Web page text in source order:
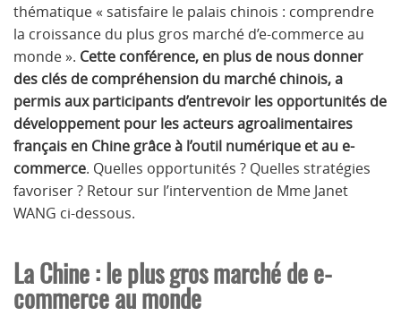
thématique « satisfaire le palais chinois : comprendre
la croissance du plus gros marché d’e-commerce au
monde ». Cette conférence, en plus de nous donner
des clés de compréhension du marché chinois, a
permis aux participants d’entrevoir les opportunités de
développement pour les acteurs agroalimentaires
français en Chine grâce à l’outil numérique et au e-
commerce. Quelles opportunités ? Quelles stratégies
favoriser ? Retour sur l’intervention de Mme Janet
WANG ci-dessous.
La Chine : le plus gros marché de e-
commerce au monde